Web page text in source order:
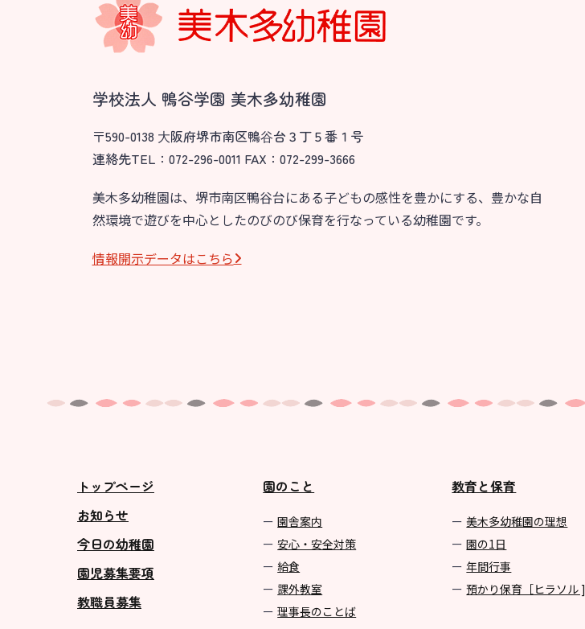
学校法人 鴨谷学園 美木多幼稚園
〒590-0138 ⼤阪府堺市南区鴨⾕台３丁５番１号
連絡先TEL：072-296-0011 FAX：072-299-3666
美木多幼稚園は、堺市南区鴨谷台にある子どもの感性を豊かにする、豊かな自
然環境で遊びを中心としたのびのび保育を行なっている幼稚園です。
情報開⽰データはこちら
トップページ
お知らせ
今日の幼稚園
園児募集要項
教職員募集
園のこと
園舎案内
安心・安全対策
給食
課外教室
理事長のことば
教育と保育
美⽊多幼稚園の理想
園の1⽇
年間⾏事
預かり保育［ヒラソル ]